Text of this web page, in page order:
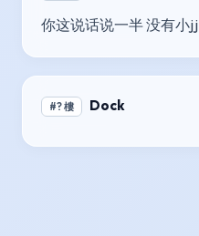
你这说话说一半 没有小jj
#? 樓 Dock